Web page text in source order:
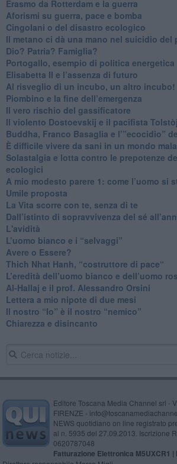
​Erasmo da Rotterdam e la guerra
​Aforismi su guerra, pace e bomba
Cingolani o del disastro ecologico
​Il metano ci dà una mano nel suicidio del
​Dio? Patria? Famiglia?
Portogallo, esempio di politica energetica
​Elisabetta II e l’assenza di futuro
Al risveglio di un incubo, un altro incubo!
​Piombino e la fine dell’emergenza
​Il vero rischio del gassificatore
​Il violento Dostoevskij e il pacifista Tolstòj
​Buddha, Franco Basaglia e l’”ecocidio”
​È difficile vivere da sani in un mondo
Solastalgia e lotta contro le prepotenze
ecologici
​A mio modesto parere 1: come l’uomo si
​Umile proposta
​La Vita scorre con te, senza di te
​Dall’istinto di sopravvivenza del sé
L'avidità
​L’uomo bianco e i “selvaggi”
​Avere o Essere?
​Thich Nhat Hanh, “costruttore di pace“
​L’eredità dell’uomo bianco e dell’uomo
Al-Hallaj e il prof. Alessandro Orsini
​Lettera a mio nipote di due mesi
​Il nostro “Io” è il nostro “nemico”
​Chiarezza e disincanto
Editore Toscana Media Channel srl -
FIRENZE -
NEWS quotidiano on line registrato
al n. 5935 del 27.09.2013. Iscrizione
0620787048
Fatturazione Elettronica M5UXCR1 |